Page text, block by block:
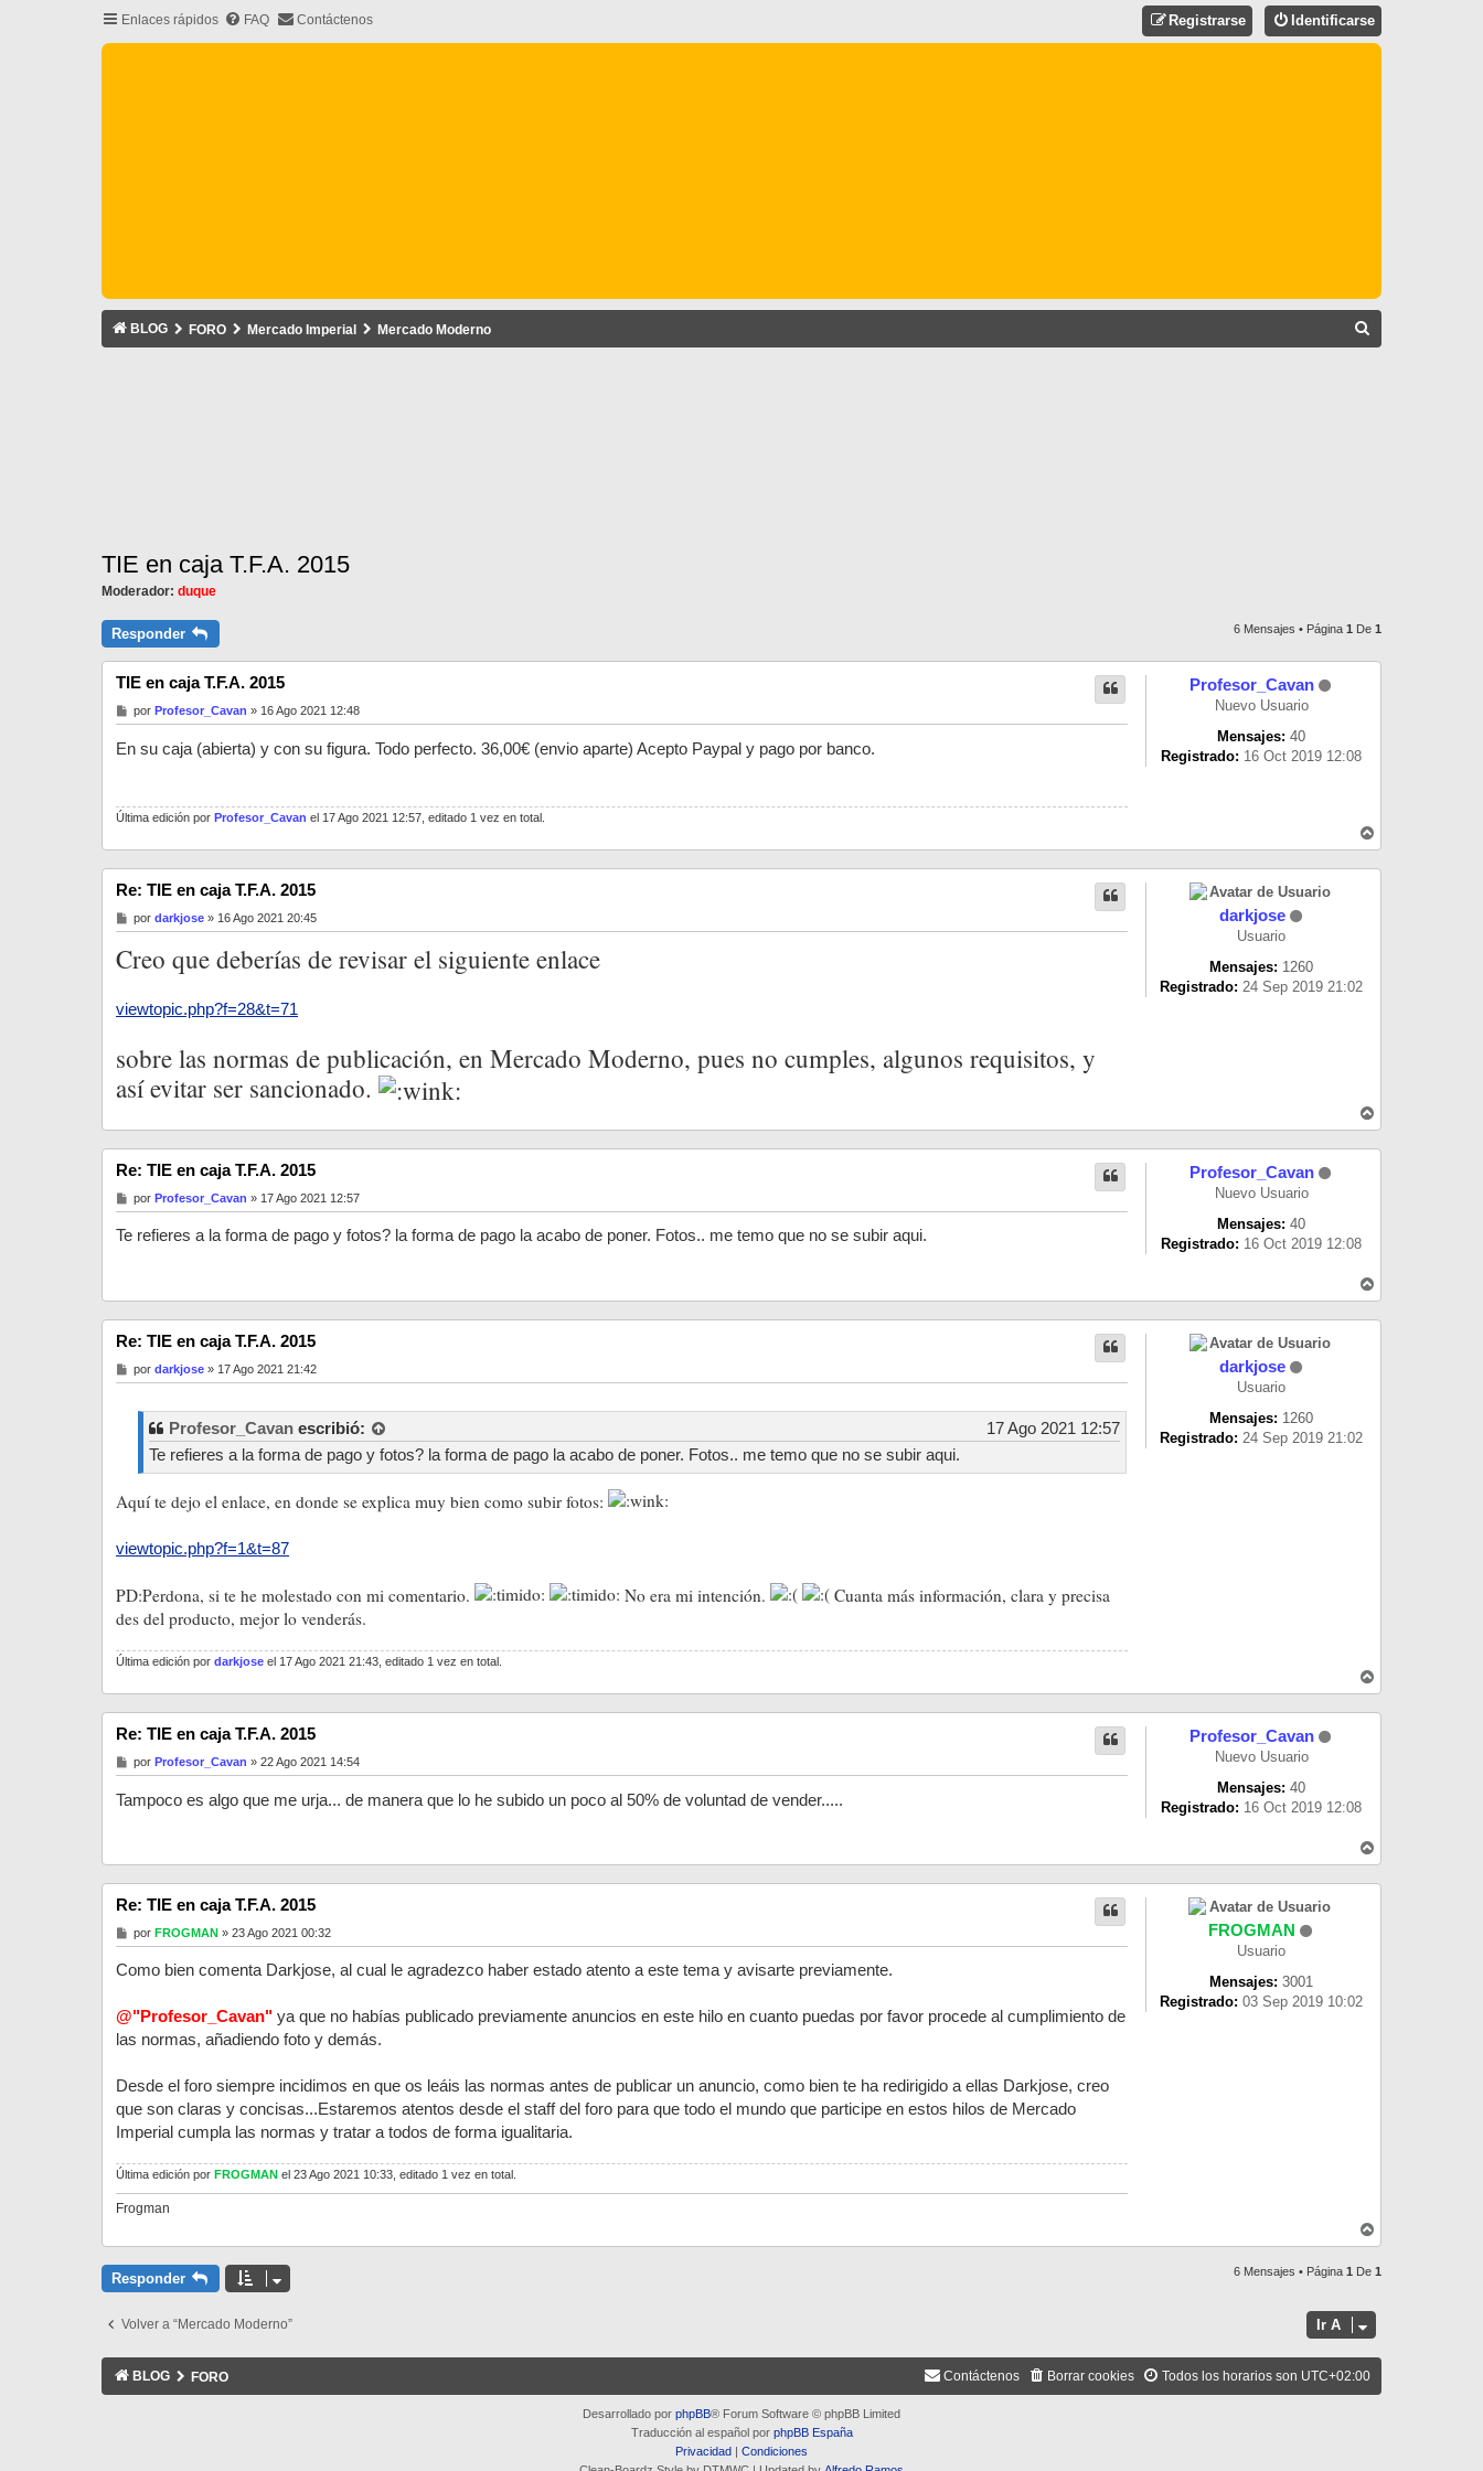
Enlaces rápidos FAQ Contáctenos Identificarse
Registrarse
BLOG FORO Mercado Imperial Mercado Moderno
TIE en caja T.F.A. 2015
Moderador: duque
Responder 6 Mensajes • Página 1 De 1
Profesor_Cavan
Nuevo Usuario
Mensajes: 40
Registrado: 16 Oct 2019 12:08
TIE en caja T.F.A. 2015
M
e
s
por Profesor_Cavan » 16 Ago 2021 12:48
En su caja (abierta) y con su figura. Todo perfecto. 36,00€ (envio aparte) Acepto Paypal y pago por banco.
Última edición por Profesor_Cavan el 17 Ago 2021 12:57, editado 1 vez en total.
r
darkjose
Usuario
Mensajes: 1260
Registrado: 24 Sep 2019 21:02
Re: TIE en caja T.F.A. 2015
M
e
s
por darkjose» 16 Ago 2021 20:45
Creo que deberías de revisar el siguiente enlace
viewtopic.php?f=28&t=71
sobre las normas de publicación, en Mercado Moderno, pues no cumples, algunos requisitos, y
así evitar ser sancionado.
r
Profesor_Cavan
Nuevo Usuario
Mensajes: 40
Registrado: 16 Oct 2019 12:08
Re: TIE en caja T.F.A. 2015
M
e
s
por Profesor_Cavan » 17 Ago 2021 12:57
Te refieres a la forma de pago y fotos? la forma de pago la acabo de poner. Fotos.. me temo que no se subir aqui.
r
darkjose
Usuario
Mensajes: 1260
Registrado: 24 Sep 2019 21:02
Re: TIE en caja T.F.A. 2015
M
e
por darkjose» 17 Ago 2021 21:42
Profesor_Cavan escribió:
17 Ago 2021 12:57
Te refieres a la forma de pago y fotos? la forma de pago la acabo de poner. Fotos.. me temo que no se subir aqui.
Aquí te dejo el enlace, en donde se explica muy bien como subir fotos:
viewtopic.php?f=1&t=87
PD:Perdona, si te he molestado con mi comentario. No era mi intención.
Cuanta más información, clara y precisa
des del producto, mejor lo venderás.
Última edición por darkjose el 17 Ago 2021 21:43, editado 1 vez en total.
r
Profesor_Cavan
Nuevo Usuario
Mensajes: 40
Registrado: 16 Oct 2019 12:08
Re: TIE en caja T.F.A. 2015
M
e
s
por Profesor_Cavan » 22 Ago 2021 14:54
Tampoco es algo que me urja... de manera que lo he subido un poco al 50% de voluntad de vender.....
r
FROGMAN
Usuario
Mensajes: 3001
Registrado: 03 Sep 2019 10:02
Re: TIE en caja T.F.A. 2015
M
e
s
e
por FROGMAN» 23 Ago 2021 00:32
Como bien comenta Darkjose, al cual le agradezco haber estado atento a este tema y avisarte previamente.
@"Profesor_Cavan" ya que no habías publicado previamente anuncios en este hilo en cuanto puedas por favor procede al cumplimiento de
las normas, añadiendo foto y demás.
Desde el foro siempre incidimos en que os leáis las normas antes de publicar un anuncio, como bien te ha redirigido a ellas Darkjose, creo
que son claras y concisas...Estaremos atentos desde el staff del foro para que todo el mundo que participe en estos hilos de Mercado
Imperial cumpla las normas y tratar a todos de forma igualitaria.
Última edición por FROGMAN el 23 Ago 2021 10:33, editado 1 vez en total.
Frogman
r
i
Responder 6 Mensajes • Página 1 De 1
Volver a “Mercado Moderno” Ir A
BLOG FORO Todos los horarios son UTC+02:00
Borrar cookies
Contáctenos
Desarrollado por phpBB® Forum Software © phpBB Limited
Traducción al español por phpBB España
Privacidad | Condiciones